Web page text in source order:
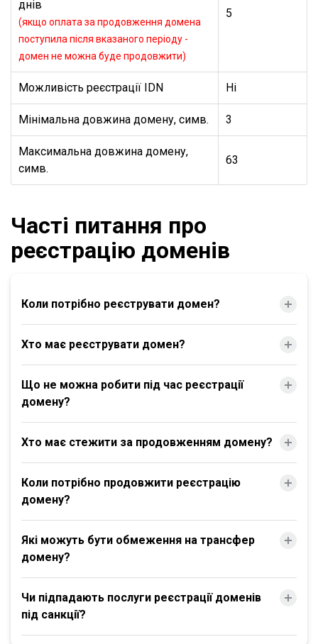
днів
(якщо оплата за продовження домена
поступила після вказаного періоду -
домен не можна буде продовжити)
5
Можливість реєстрації IDN Ні
Мінімальна довжина домену, симв. 3
Максимальна довжина домену,
симв.
63
Часті питання про
реєстрацію доменів
Коли потрібно реєструвати домен?
Хто має реєструвати домен?
Що не можна робити під час реєстрації
домену?
Хто має стежити за продовженням домену?
Коли потрібно продовжити реєстрацію
домену?
Які можуть бути обмеження на трансфер
домену?
Чи підпадають послуги реєстрації доменів
під санкції?